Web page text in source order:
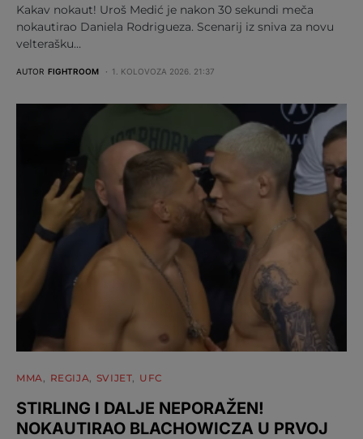
Kakav nokaut! Uroš Medić je nakon 30 sekundi meča
nokautirao Daniela Rodrigueza. Scenarij iz sniva za novu
velterašku…
AUTOR FIGHTROOM 1. KOLOVOZA 2026. 21:37
MMA REGIJA SVIJET UFC
STIRLING I DALJE NEPORAŽEN!
NOKAUTIRAO BLACHOWICZA U PRVOJ